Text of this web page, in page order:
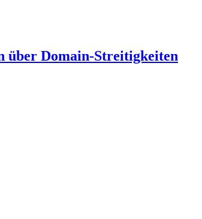
über Domain-Streitigkeiten